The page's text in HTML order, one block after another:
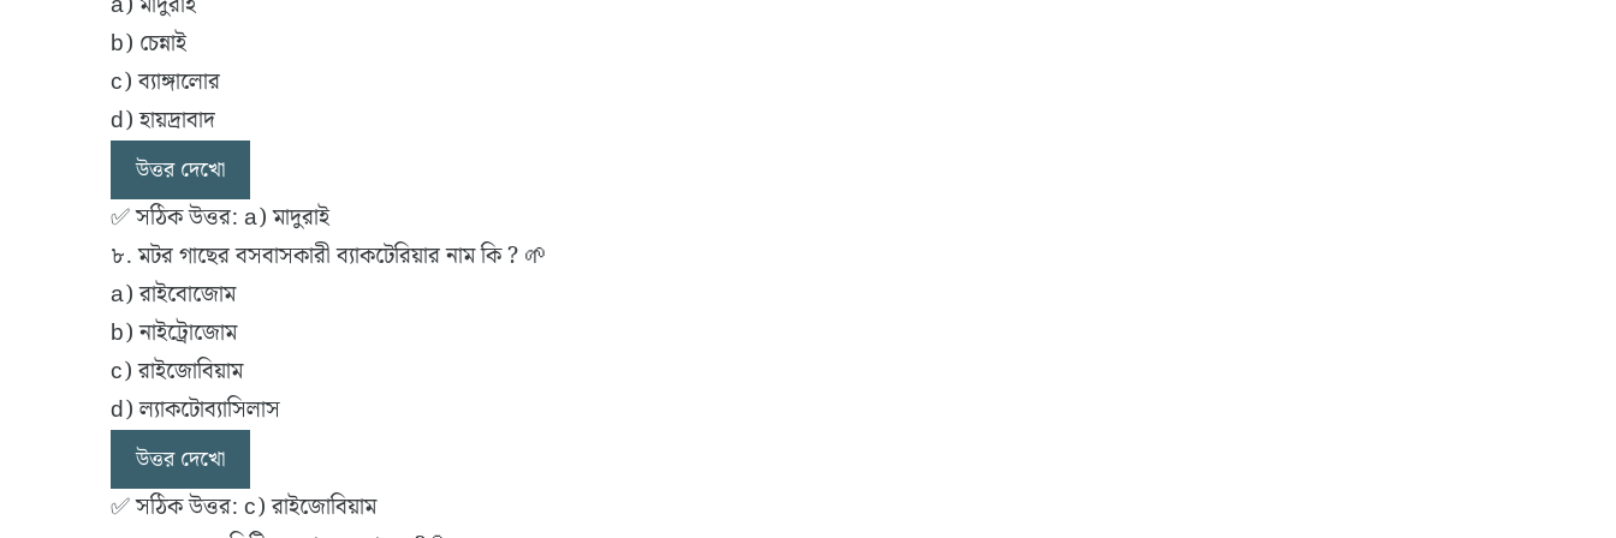
b) চেন্নাই
c) ব্যাঙ্গালোর
d) হায়দ্রাবাদ
উত্তর দেখো
✅ সঠিক উত্তর: a) মাদুরাই
৮. মটর গাছের বসবাসকারী ব্যাকটেরিয়ার নাম কি ? 🌱
a) রাইবোজোম
b) নাইট্রোজোম
c) রাইজোবিয়াম
d) ল্যাকটোব্যাসিলাস
উত্তর দেখো
✅ সঠিক উত্তর: c) রাইজোবিয়াম